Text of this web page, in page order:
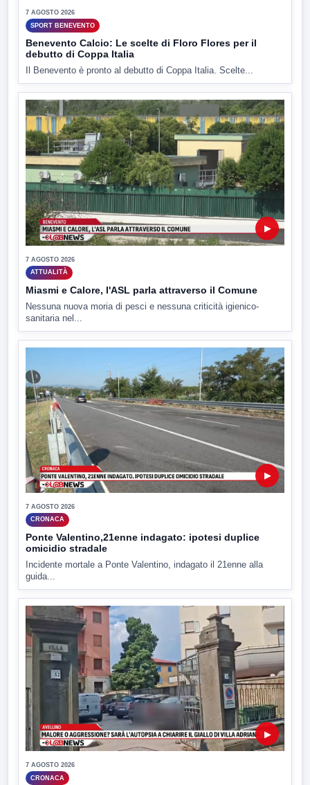
7 AGOSTO 2026
SPORT BENEVENTO
Benevento Calcio: Le scelte di Floro Flores per il
debutto di Coppa Italia
Il Benevento è pronto al debutto di Coppa Italia. Scelte...
▶
7 AGOSTO 2026
ATTUALITÀ
Miasmi e Calore, l'ASL parla attraverso il Comune
Nessuna nuova moria di pesci e nessuna criticità igienico-
sanitaria nel...
▶
7 AGOSTO 2026
CRONACA
Ponte Valentino,21enne indagato: ipotesi duplice
omicidio stradale
Incidente mortale a Ponte Valentino, indagato il 21enne alla
guida...
▶
7 AGOSTO 2026
CRONACA